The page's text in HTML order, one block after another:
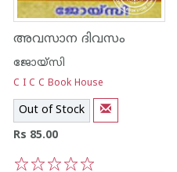
അവസാന ദിവസം
ജോയ്‌സി
C I C C Book House
Out of Stock
Rs 85.00